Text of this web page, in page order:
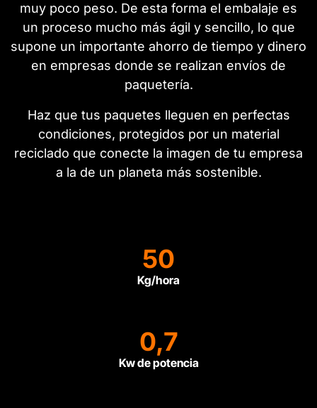
muy poco peso. De esta forma el embalaje es
un proceso mucho más ágil y sencillo, lo que
supone un importante ahorro de tiempo y dinero
en empresas donde se realizan envíos de
paquetería.
Haz que tus paquetes lleguen en perfectas
condiciones, protegidos por un material
reciclado que conecte la imagen de tu empresa
a la de un planeta más sostenible.
50
Kg/hora
0,7
Kw de potencia